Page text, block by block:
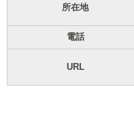
所在地
電話
URL